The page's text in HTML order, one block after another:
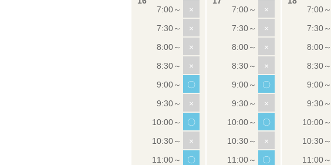
×
×
×
×
〇
×
〇
×
〇
×
×
×
×
〇
×
〇
×
〇